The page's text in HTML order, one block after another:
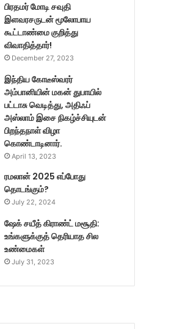
பிரதமர் மோடி சவுதி
இளவரசருடன் மூலோபாய
கூட்டாண்மை குறித்து
விவாதித்தார்!
December 27, 2023
இந்திய கோடீஸ்வரர்
அம்பானியின் மகன் துபாயில்
பட்டாசு வெடித்து, அதிஃப்
அஸ்லாம் இசை நிகழ்ச்சியுடன்
பிறந்தநாள் விழா
கொண்டாடினார்.
April 13, 2023
ரமலான் 2025 எப்போது
தொடங்கும்?
July 22, 2024
ஷேக் சயீத் கிராண்ட் மசூதி:
உங்களுக்குத் தெரியாத சில
உண்மைகள்
July 31, 2023